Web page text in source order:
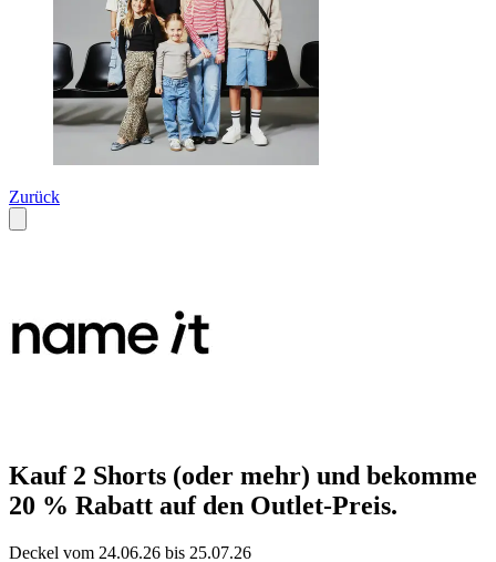
Zurück
Kauf 2 Shorts (oder mehr) und bekomme
20 % Rabatt auf den Outlet-Preis.
Deckel vom 24.06.26 bis 25.07.26